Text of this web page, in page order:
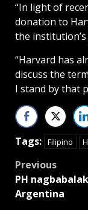
“In light of
donation to
the
“Harvard has
discuss the
I stand by that
Tags: Filipino
Post
Previous
PH
Argentina